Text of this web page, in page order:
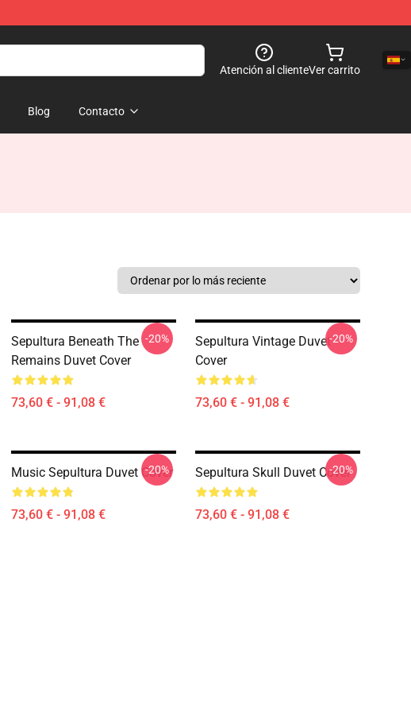
Atención al clienteVer carrito
Blog Contacto
Sepultura Beneath The
Remains Duvet Cover
73,60 € - 91,08 €
-20%
Sepultura Vintage Duvet
Cover
73,60 € - 91,08 €
-20%
Music Sepultura Duvet Cover
73,60 € - 91,08 €
-20% Sepultura Skull Duvet Cover
73,60 € - 91,08 €
-20%